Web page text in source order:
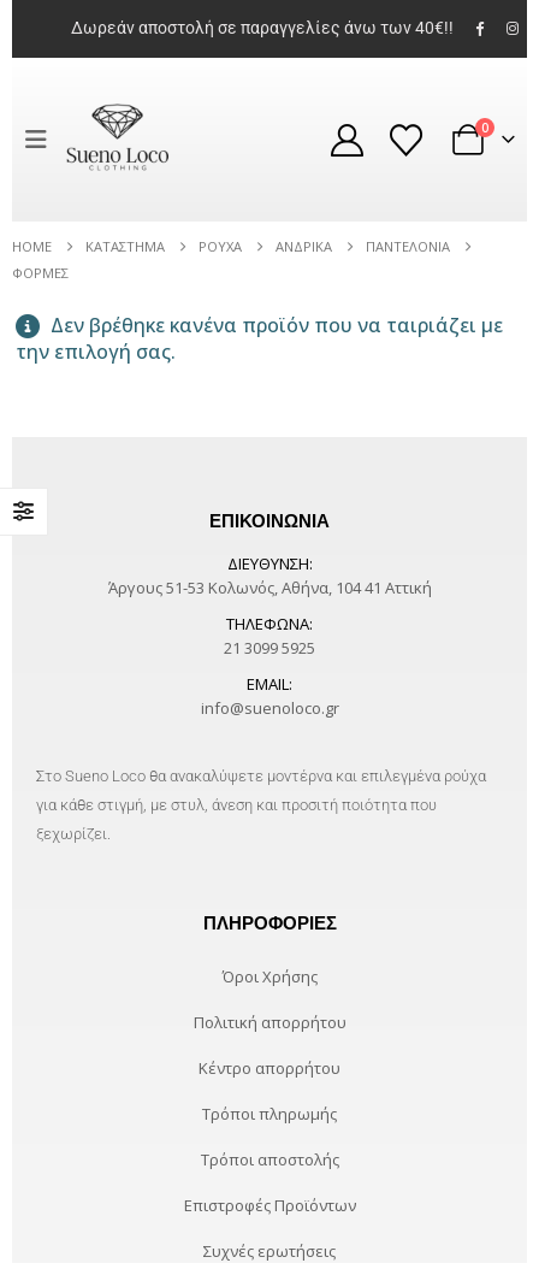
Δωρεάν αποστολή σε παραγγελίες άνω των 40€!!
0
HOME ΚΑΤΆΣΤΗΜΑ ΡΟΎΧΑ ΑΝΔΡΙΚΆ
ΠΑΝΤΕΛΌΝΙΑ
ΦΌΡΜΕΣ
Δεν βρέθηκε κανένα προϊόν που να ταιριάζει με
την επιλογή σας.
0out of 5
14,50€ 10,00
T-shirt Γυναικείο Ροζ με Τύπωμα
ΕΠΙΚΟΙΝΩΝΙΑ
ΔΙΕΎΘΥΝΣΗ:
Άργους 51-53 Κολωνός, Αθήνα, 104 41 Αττική
ΤΗΛΈΦΩΝΑ:
21 3099 5925
EMAIL:
info@suenoloco.gr
Στο Sueno Loco θα ανακαλύψετε μοντέρνα και επιλεγμένα ρούχα
για κάθε στιγμή, με στυλ, άνεση και προσιτή ποιότητα που
ξεχωρίζει.
ΠΛΗΡΟΦΟΡΊΕΣ
Όροι Χρήσης
Πολιτική απορρήτου
Κέντρο απορρήτου
Τρόποι πληρωμής
Τρόποι αποστολής
Επιστροφές Προϊόντων
Συχνές ερωτήσεις